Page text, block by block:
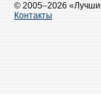
© 2005–2026
Контакты